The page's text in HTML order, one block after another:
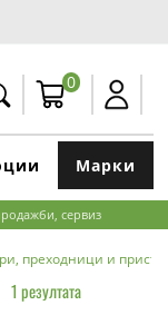
0
Марки
сервиз
преходници и
1 резултата